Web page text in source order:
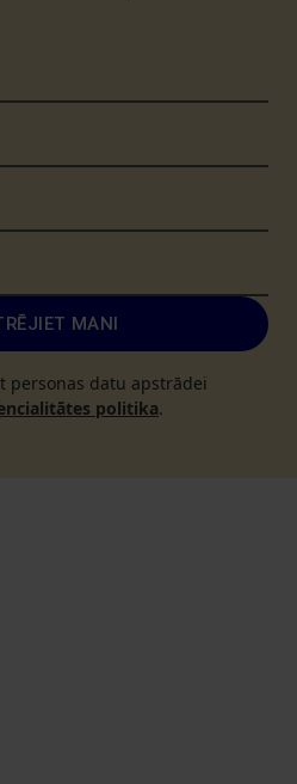
MANI
personas datu apstrādei
politika.